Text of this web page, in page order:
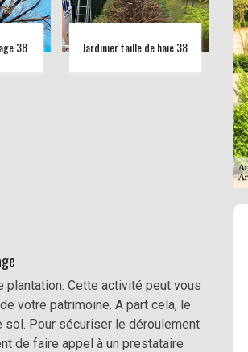
38 Jardinier taille de haie 38
plantation. Cette activité peut vous
votre patrimoine. A part cela, le
Pour sécuriser le déroulement
de faire appel à un prestataire